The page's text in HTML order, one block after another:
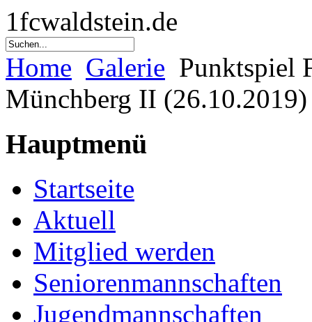
1fcwaldstein.de
Home Galerie Punktspiel
Münchberg II (26.10.2019)
Hauptmenü
Startseite
Aktuell
Mitglied werden
Seniorenmannschaften
Jugendmannschaften